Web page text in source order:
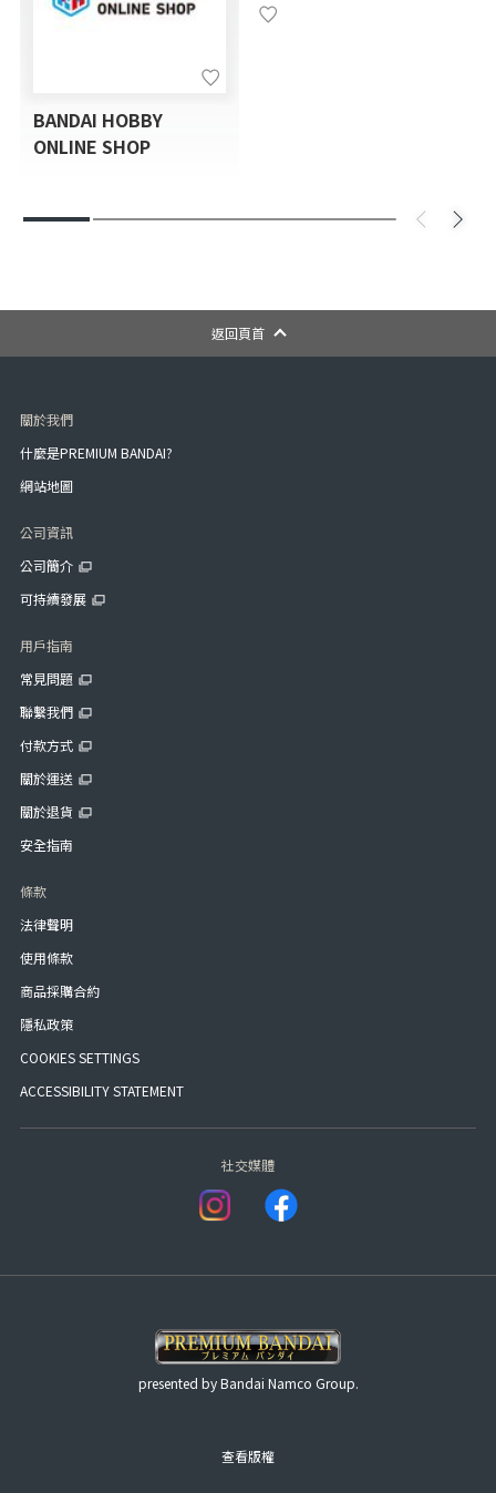
BANDAI HOBBY
ONLINE SHOP
返回頁首
關於我們
什麼是PREMIUM BANDAI?
網站地圖
公司資訊
公司簡介
可持續發展
用戶指南
常見問題
聯繫我們
付款方式
關於運送
關於退貨
安全指南
條款
法律聲明
使用條款
商品採購合約
隱私政策
COOKIES SETTINGS
ACCESSIBILITY STATEMENT
社交媒體
presented by Bandai Namco Group.
查看版權